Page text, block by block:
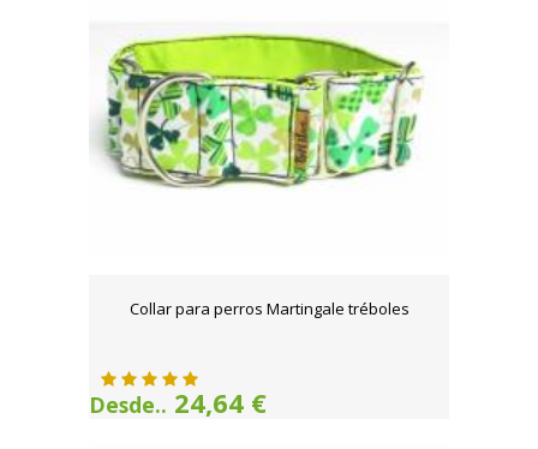
Collar para perros Martingale tréboles
Desde.. 24,64 €